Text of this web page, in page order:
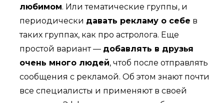
любимом. Или тематические группы, и
периодически давать рекламу о себе в
таких группах, как про астролога. Еще
простой вариант — добавлять в друзья
очень много людей, чтоб после отправлять
сообщения с рекламой. Об этом знают почти
все специалисты и применяют в своей